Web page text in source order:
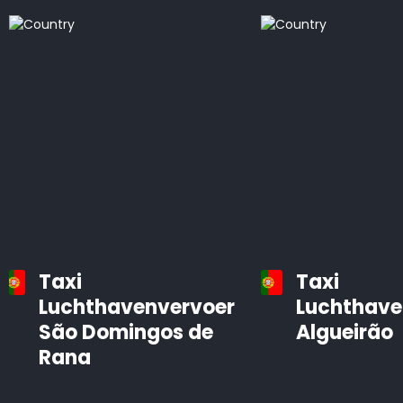
Taxi
Luchthavenvervoer
São Domingos de
Rana
Taxi
Algueirão